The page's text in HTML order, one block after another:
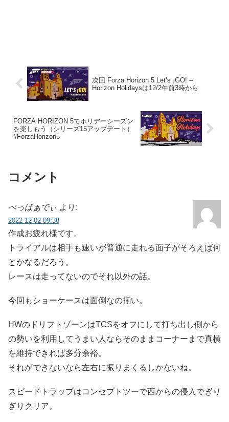
次回 Forza Horizon 5 Let’s ¡GO! –
Horizon Holidaysは12/2午前3時から
FORZA HORIZON 5でホリデーシーズン
を楽しもう（シリーズ15アップデート）
#ForzaHorizon5
コメント
ぺっぱぁでぃ より:
2022-12-02 09:38
作成お疲れ様です。
トライアルは相手も速いが普通に走れる面子がそろえば何
とかなるだろう。
レースは走ってないのでそれ以外の話。
今回もショーケースは面倒なの揃い。
HWのドリフトゾーンはTCSをオフにして打ち出し側から
の勢いを利用してうまい人ならそのままコーナーまで真横
を維持できれば多分余裕。
それができないなら左右に振りまくるしかないね。
スピードトラップはコンセプトツーで西からの侵入でぎり
ぎりクリア。